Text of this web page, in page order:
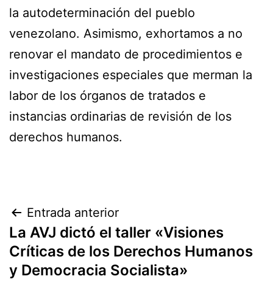
la autodeterminación del pueblo
venezolano. Asimismo, exhortamos a no
renovar el mandato de procedimientos e
investigaciones especiales que merman la
labor de los órganos de tratados e
instancias ordinarias de revisión de los
derechos humanos.
Navegación
de
entradas
Entrada anterior
La AVJ dictó el taller «Visiones
Críticas de los Derechos Humanos
y Democracia Socialista»